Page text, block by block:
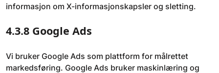
informasjon om X-informasjonskapsler og sletting.
4.3.8 Google Ads
Vi bruker Google Ads som plattform for målrettet
markedsføring. Google Ads bruker maskinlæring og